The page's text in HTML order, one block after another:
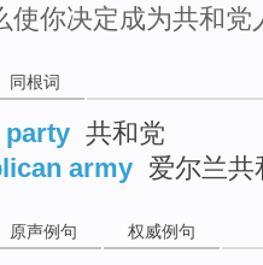
使你决定成为共和
同根词
party 共和党
army 爱尔兰共
原声例句 权威例句